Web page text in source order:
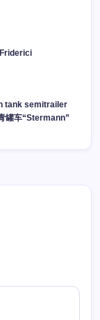
tank semitrailer
罐车“Stermann”